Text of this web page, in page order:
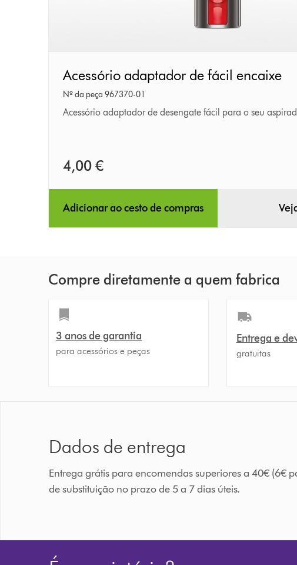
Acessório
adaptador
de
Acessório adaptador de fácil encaixe
Nº da peça 967370-01
Acessório adaptador de desengate fácil para o seu
4,00 €
Adicionar ao cesto de compras
Compre diretamente a quem fabrica
3 anos de garantia
para acessórios e peças
Entrega e
gratuitas
Dados de entrega
Entrega grátis para encomendas superiores a 40€ (6€
de substituição no prazo de 5 a 7 dias úteis.